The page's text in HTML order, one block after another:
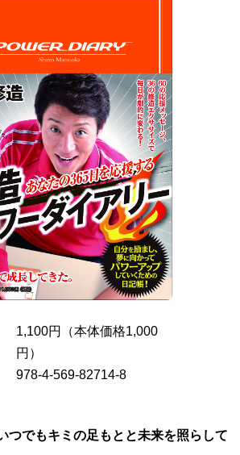
1,100円（本体価格1,000
円）
978-4-569-82714-8
でもキミの足もとと未来を照らして